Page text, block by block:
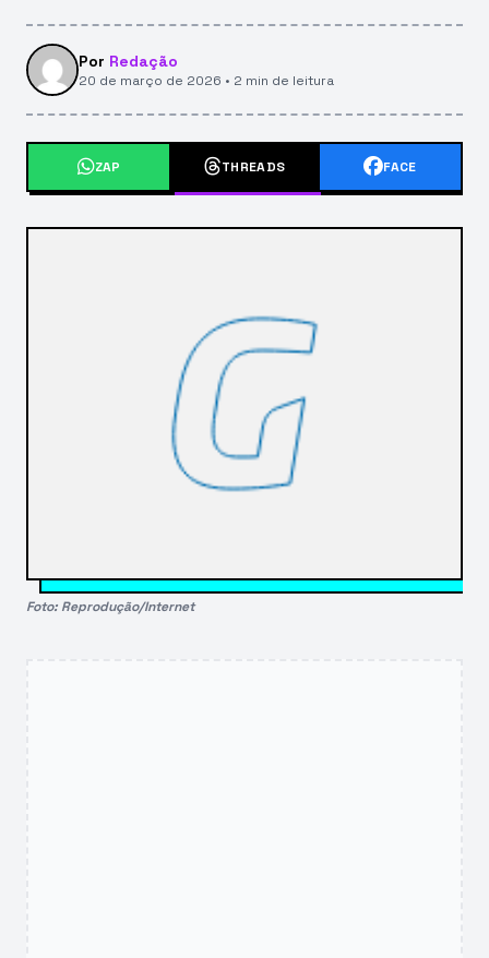
Por Redação
20 de março de 2026 • 2 min de leitura
ZAP THREADS FACE
Foto: Reprodução/Internet